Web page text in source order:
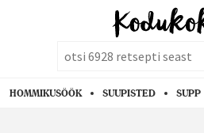
HOMMIKUSÖÖK SUUPISTED SUPP